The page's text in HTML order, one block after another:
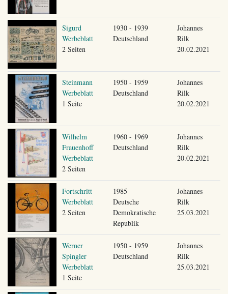
Sigurd
Werbeblatt
2 Seiten
1930 - 1939
Deutschland
Johannes
Rilk
20.02.2021
Steinmann
Werbeblatt
1 Seite
1950 - 1959
Deutschland
Johannes
Rilk
20.02.2021
Wilhelm
Frauenhoff
Werbeblatt
2 Seiten
1960 - 1969
Deutschland
Johannes
Rilk
20.02.2021
Fortschritt
Werbeblatt
2 Seiten
1985
Deutsche
Demokratische
Republik
Johannes
Rilk
25.03.2021
Werner
Spingler
Werbeblatt
1 Seite
1950 - 1959
Deutschland
Johannes
Rilk
25.03.2021